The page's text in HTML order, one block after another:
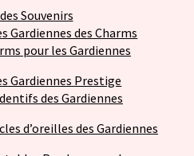
Souvenirs
Gardiennes des Charms
pour les Gardiennes
Gardiennes Prestige
des Gardiennes
d’oreilles des Gardiennes